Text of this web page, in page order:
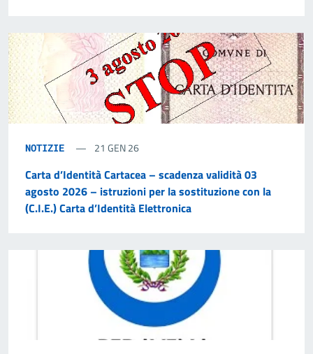
NOTIZIE 21 GEN 26
Carta d’Identità Cartacea – scadenza validità 03
agosto 2026 – istruzioni per la sostituzione con la
(C.I.E.) Carta d’Identità Elettronica